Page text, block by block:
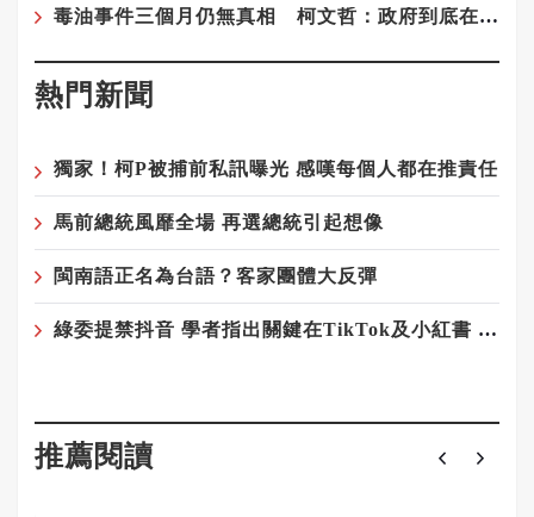
毒油事件三個月仍無真相 柯文哲：政府到底在隱瞞什麼？
熱門新聞
獨家！柯P被捕前私訊曝光 感嘆每個人都在推責任
馬前總統風靡全場 再選總統引起想像
閩南語正名為台語？客家團體大反彈
綠委提禁抖音 學者指出關鍵在TikTok及小紅書 以及極權vs民主
推薦閱讀